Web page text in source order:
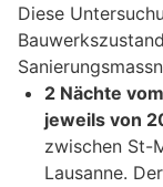
Diese
2 Nächte
jeweils von
zwischen St-
Lausanne.